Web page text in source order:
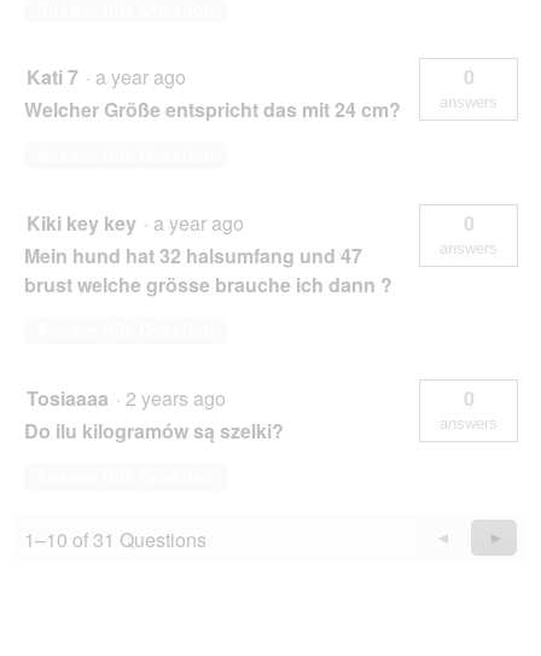
Kati 7 · a year ago
Welcher Größe entspricht das mit 24 cm?
0
answers
Kiki key key · a year ago
Mein hund hat 32 halsumfang und 47
brust welche grösse brauche ich dann ?
0
answers
Tosiaaaa · 2 years ago
Do ilu kilogramów są szelki?
0
answers
1–10 of 31 Questions
Previous
Questions
◄
Next
►